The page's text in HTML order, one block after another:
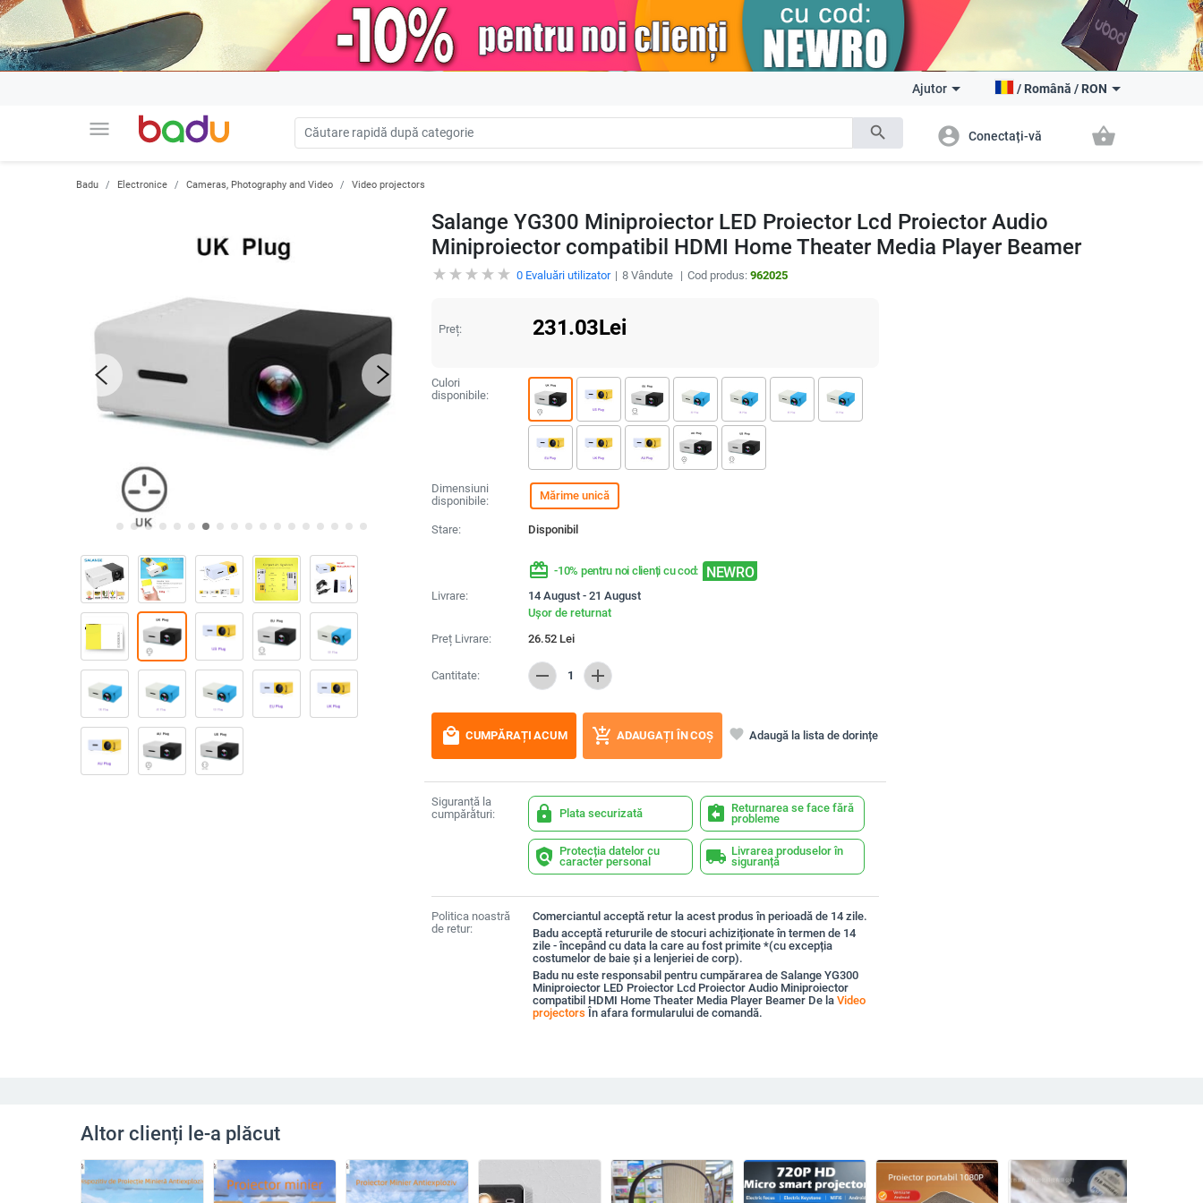
menu search
Ajutor / Română / RON
account_circle Conectați-vă shopping_basket
Badu Electronice Cameras, Photography and Video Video projectors
Salange YG300 Miniproiector LED Proiector Lcd Proiector Audio
Miniproiector compatibil HDMI Home Theater Media Player Beamer
0Evaluări utilizator 8Vândute Cod produs: 962025
Preț: 231.03Lei
Culori
disponibile:
Dimensiuni
disponibile:
Mărime unică
Stare: Disponibil
redeem -10% pentru noi clienți cu cod: NEWRO
Livrare:
14 August - 21 August
Ușor de returnat
Preț Livrare:
26.52Lei
Cantitate: remove 1 add
local_mall CUMPĂRAȚI ACUM add_shopping_cart ADAUGAȚI ÎN COȘ favorite Adaugă la lista de dorințe
Siguranță la
cumpărături:
lock Plata securizată assignment_return Returnarea se face fără
probleme
policy Protecția datelor cu
caracter personal
local_shipping Livrarea produselor în
siguranță
Politica noastră
de retur:
Comerciantul acceptă retur la acest produs în perioadă de 14 zile.
Badu acceptă retururile de stocuri achiziționate în termen de 14
zile - începând cu data la care au fost primite *(cu excepția
costumelor de baie și a lenjeriei de corp).
Badu nu este responsabil pentru cumpărarea de Salange YG300
Miniproiector LED Proiector Lcd Proiector Audio Miniproiector
compatibil HDMI Home Theater Media Player Beamer De la Video
projectors În afara formularului de comandă.
Altor clienți le-a plăcut